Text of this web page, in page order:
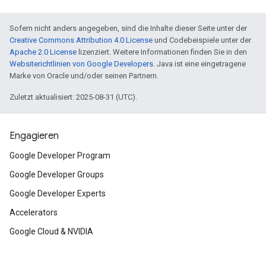
Sofern nicht anders angegeben, sind die Inhalte dieser Seite unter der
Creative Commons Attribution 4.0 License und Codebeispiele unter der
Apache 2.0 License lizenziert. Weitere Informationen finden Sie in den
Websiterichtlinien von Google Developers. Java ist eine eingetragene
Marke von Oracle und/oder seinen Partnern.
Zuletzt aktualisiert: 2025-08-31 (UTC).
Engagieren
Google Developer Program
Google Developer Groups
Google Developer Experts
Accelerators
Google Cloud & NVIDIA